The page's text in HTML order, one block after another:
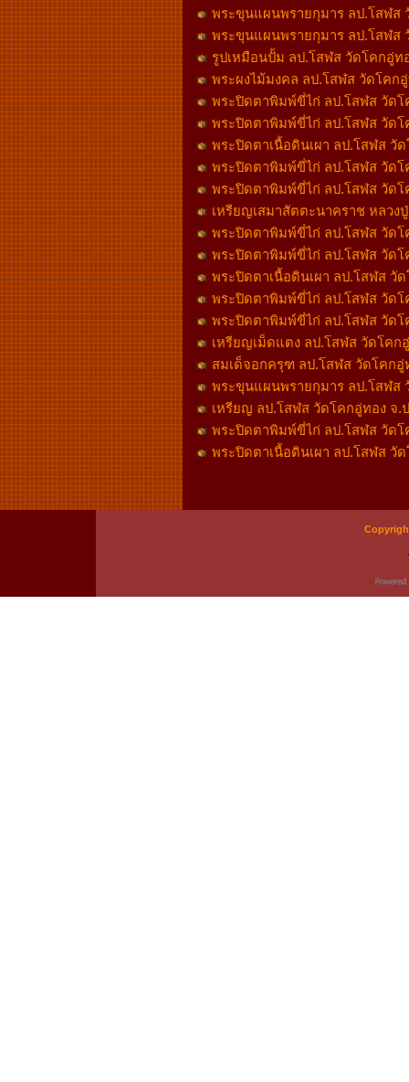
พระขุนแผนพรายกุมาร ลป.โสฬส
พระขุนแผนพรายกุมาร ลป.โสฬส
รูปเหมือนปั้ม ลป.โสฬส วัดโคกอู่ท
พระผงไม้มงคล ลป.โสฬส วัดโคก
พระปิดตาพิมพ์ขี่ไก่ ลป.โสฬส วัดโ
พระปิดตาพิมพ์ขี่ไก่ ลป.โสฬส วัดโ
พระปิดตาเนื้อดินเผา ลป.โสฬส วั
พระปิดตาพิมพ์ขี่ไก่ ลป.โสฬส วัดโ
พระปิดตาพิมพ์ขี่ไก่ ลป.โสฬส วัดโ
เหรียญเสมาสัตตะนาคราช หลว
พระปิดตาพิมพ์ขี่ไก่ ลป.โสฬส วัดโ
พระปิดตาพิมพ์ขี่ไก่ ลป.โสฬส วัดโ
พระปิดตาเนื้อดินเผา ลป.โสฬส วั
พระปิดตาพิมพ์ขี่ไก่ ลป.โสฬส วัดโ
พระปิดตาพิมพ์ขี่ไก่ ลป.โสฬส วัดโ
เหรียญเม็ดแตง ลป.โสฬส วัดโคก
สมเด็จอกครุฑ ลป.โสฬส วัดโคก
พระขุนแผนพรายกุมาร ลป.โสฬส
เหรียญ ลป.โสฬส วัดโคกอู่ทอง จ.
พระปิดตาพิมพ์ขี่ไก่ ลป.โสฬส วัดโ
พระปิดตาเนื้อดินเผา ลป.โสฬส วั